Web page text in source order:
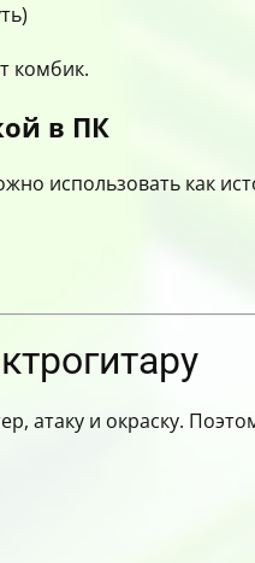
комбик.
в ПК
использовать как
атаку и окраску.